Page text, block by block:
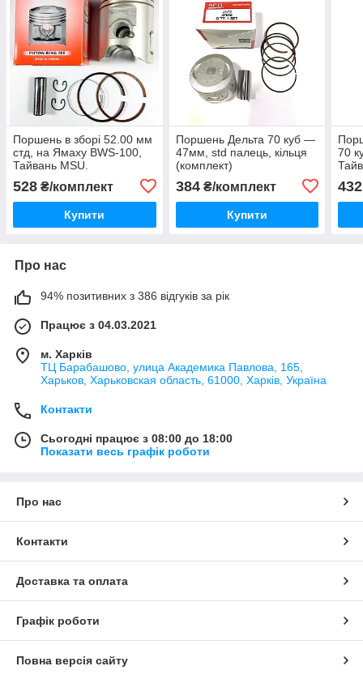
Поршень в зборі 52.00 мм
стд, на Ямаху BWS-100,
Тайвань MSU.
528 ₴/комплект
Купити
Поршень Дельта 70 куб —
47мм, std палець, кільця
(комплект)
384₴/комплект
Купити
70
432
Про нас
94% позитивних з 386 відгуків за рік
Працює з 04.03.2021
м. Харків
ТЦ Барабашово, улица Академика Павлова, 165,
Харьков, Харьковская область, 61000, Харків, Україна
Контакти
Сьогодні працює з 08:00 до 18:00
Показати весь графік роботи
Про нас
Контакти
Доставка та оплата
Графік роботи
Повна версія сайту